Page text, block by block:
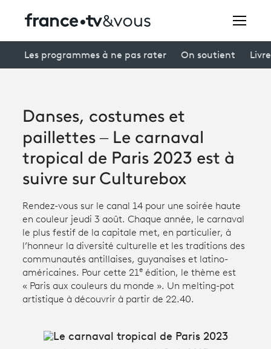
connexion
Avantages fidélité
Creators
À la une
Participer et assister à une émission
À votre écoute
Productions et innovation
Programme tv
Les programmes à ne pas rater On soutient
Danses, costumes et
paillettes – Le carnaval
tropical de Paris 2023 est à
suivre sur Culturebox
Rendez-vous sur le canal 14 pour une soirée haute
en couleur jeudi 3 août. Chaque année, le carnaval
le plus festif de la capitale met, en particulier, à
l’honneur la diversité culturelle et les traditions des
communautés antillaises, guyanaises et latino-
américaines. Pour cette 21e édition, le thème est
« Paris aux couleurs du monde ». Un melting-pot
artistique à découvrir à partir de 22.40.